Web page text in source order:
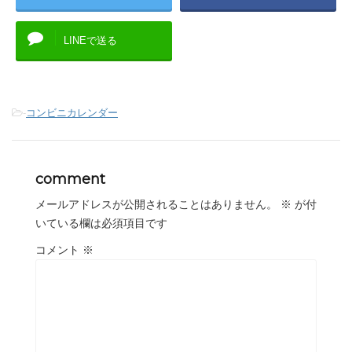
LINEで送る
-コンビニカレンダー
comment
メールアドレスが公開されることはありません。 ※ が付
いている欄は必須項目です
コメント ※